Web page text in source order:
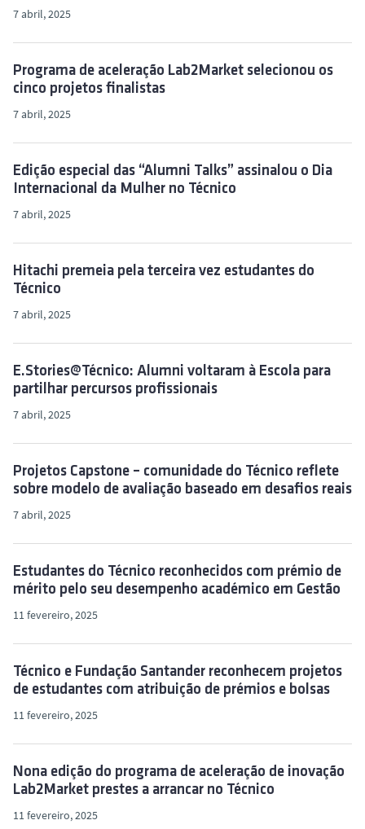
7 abril, 2025
Programa de aceleração Lab2Market selecionou os
cinco projetos finalistas
7 abril, 2025
Edição especial das “Alumni Talks” assinalou o Dia
Internacional da Mulher no Técnico
7 abril, 2025
Hitachi premeia pela terceira vez estudantes do
Técnico
7 abril, 2025
E.Stories@Técnico: Alumni voltaram à Escola para
partilhar percursos profissionais
7 abril, 2025
Projetos Capstone – comunidade do Técnico reflete
sobre modelo de avaliação baseado em desafios reais
7 abril, 2025
Estudantes do Técnico reconhecidos com prémio de
mérito pelo seu desempenho académico em Gestão
11 fevereiro, 2025
Técnico e Fundação Santander reconhecem projetos
de estudantes com atribuição de prémios e bolsas
11 fevereiro, 2025
Nona edição do programa de aceleração de inovação
Lab2Market prestes a arrancar no Técnico
11 fevereiro, 2025